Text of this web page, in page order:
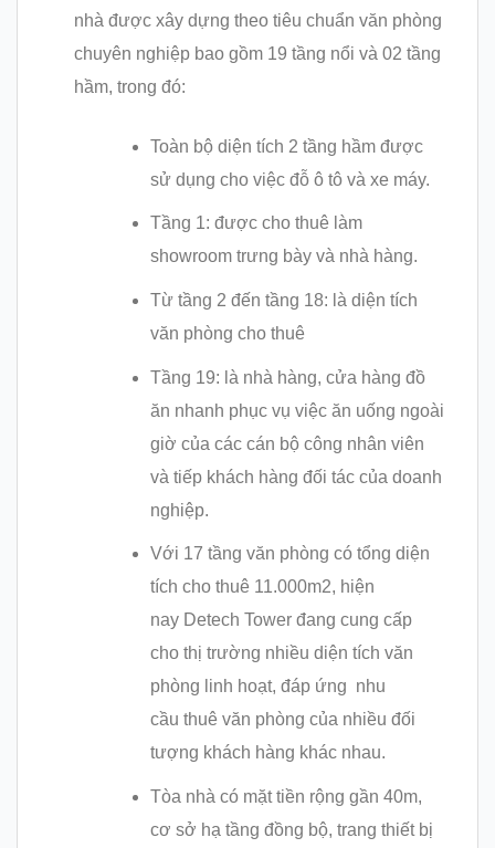
nhà được xây dựng theo tiêu chuẩn văn phòng
chuyên nghiệp bao gồm 19 tầng nổi và 02 tầng
hầm, trong đó:
Toàn bộ diện tích 2 tầng hầm được
sử dụng cho việc đỗ ô tô và xe máy.
Tầng 1: được cho thuê làm
showroom trưng bày và nhà hàng.
Từ tầng 2 đến tầng 18: là diện tích
văn phòng cho thuê
Tầng 19: là nhà hàng, cửa hàng đồ
ăn nhanh phục vụ việc ăn uống ngoài
giờ của các cán bộ công nhân viên
và tiếp khách hàng đối tác của doanh
nghiệp.
Với 17 tầng văn phòng có tổng diện
tích cho thuê 11.000m2, hiện
nay Detech Tower đang cung cấp
cho thị trường nhiều diện tích văn
phòng linh hoạt, đáp ứng nhu
cầu thuê văn phòng của nhiều đối
tượng khách hàng khác nhau.
Tòa nhà có mặt tiền rộng gần 40m,
cơ sở hạ tầng đồng bộ, trang thiết bị